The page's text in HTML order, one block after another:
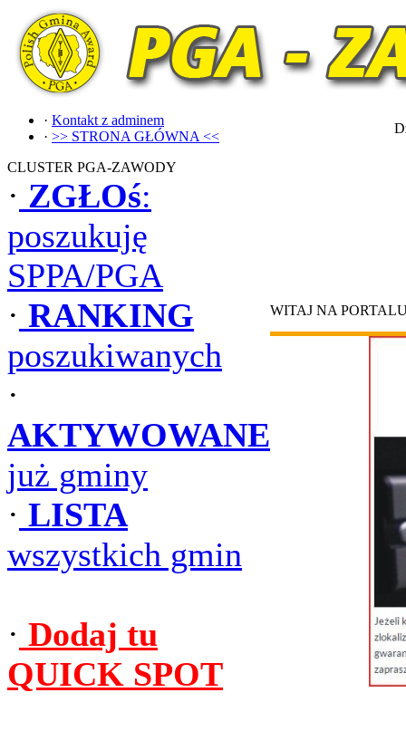
· Kontakt z adminem
· >> STRONA GŁÓWNA <<
CLUSTER PGA-ZAWODY
· ZGŁOś:
poszukuję
SPPA/PGA
· RANKING
poszukiwanych
·
AKTYWOWANE
już gminy
· LISTA
wszystkich gmin
· Dodaj tu
QUICK SPOT
WITAJ NA